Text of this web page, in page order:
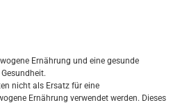
Ernährung und eine gesunde
nicht als Ersatz für eine
Ernährung verwendet werden. Dieses